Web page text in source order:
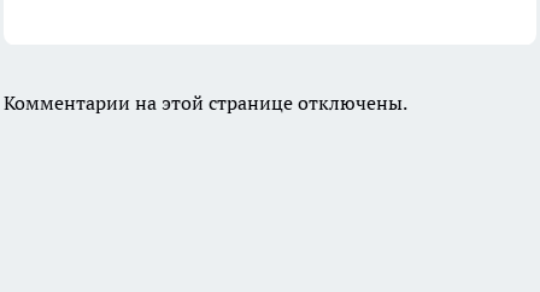
Комментарии на этой странице отключены.